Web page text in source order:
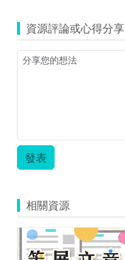
資源評論或心得分享
發表
相關資源